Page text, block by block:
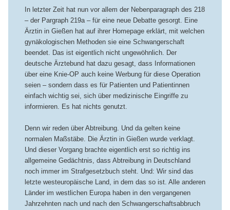
In letzter Zeit hat nun vor allem der Nebenparagraph des 218
– der Pargraph 219a – für eine neue Debatte gesorgt. Eine
Ärztin in Gießen hat auf ihrer Homepage erklärt, mit welchen
gynäkologischen Methoden sie eine Schwangerschaft
beendet. Das ist eigentlich nicht ungewöhnlich. Der
deutsche Ärztebund hat dazu gesagt, dass Informationen
über eine Knie-OP auch keine Werbung für diese Operation
seien – sondern dass es für Patienten und Patientinnen
einfach wichtig sei, sich über medizinische Eingriffe zu
informieren. Es hat nichts genutzt.
Denn wir reden über Abtreibung. Und da gelten keine
normalen Maßstäbe. Die Ärztin in Gießen wurde verklagt.
Und dieser Vorgang brachte eigentlich erst so richtig ins
allgemeine Gedächtnis, dass Abtreibung in Deutschland
noch immer im Strafgesetzbuch steht. Und: Wir sind das
letzte westeuropäische Land, in dem das so ist. Alle anderen
Länder im westlichen Europa haben in den vergangenen
Jahrzehnten nach und nach den Schwangerschaftsabbruch